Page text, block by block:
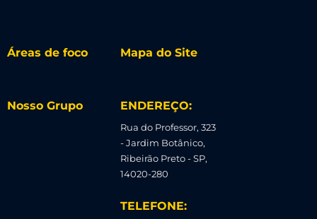
Áreas de foco Mapa do Site
Nosso Grupo ENDEREÇO:
Rua do Professor, 323
- Jardim Botânico,
Ribeirão Preto - SP,
14020-280
TELEFONE: